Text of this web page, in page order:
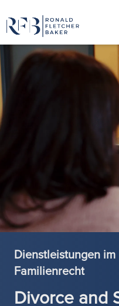
Zum Inhalt springen
Dienstleistungen
Familienrecht
Divorce and